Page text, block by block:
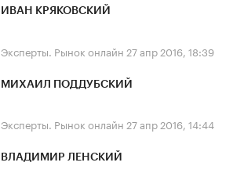
ИВАН КРЯКОВСКИЙ
Эксперты. Рынок онлайн 27 апр 2016, 18:39
МИХАИЛ ПОДДУБСКИЙ
Эксперты. Рынок онлайн 27 апр 2016, 14:44
ВЛАДИМИР ЛЕНСКИЙ